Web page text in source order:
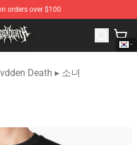
orders over $100
Svdden Death
Death ▸ 소녀